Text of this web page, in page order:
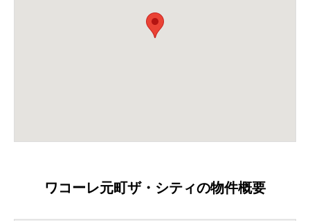
ワコーレ元町ザ・シティの物件概要